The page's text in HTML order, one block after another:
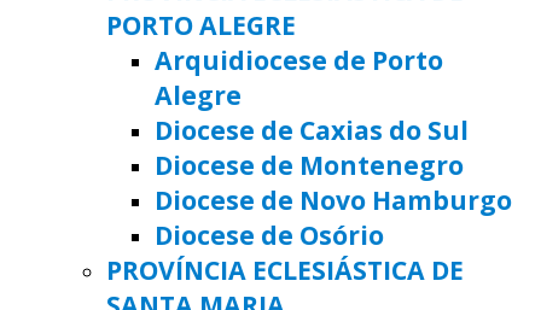
PORTO ALEGRE
Arquidiocese de Porto
Alegre
Diocese de Caxias do Sul
Diocese de Montenegro
Diocese de Novo Hamburgo
Diocese de Osório
PROVÍNCIA ECLESIÁSTICA DE